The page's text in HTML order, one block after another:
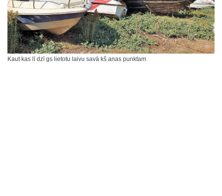
Kaut kas lī dzī gs lietotu laivu savā kš anas punktam